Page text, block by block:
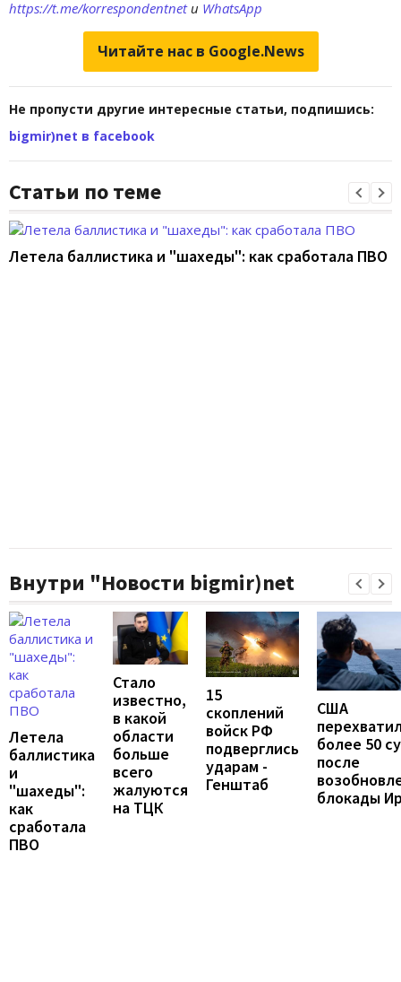
https://t.me/korrespondentnetи WhatsApp
Читайте нас в Google.News
Не пропусти другие интересные статьи, подпишись:
bigmir)net в facebook
Статьи по теме
Летела баллистика и "шахеды": как сработала ПВО
Внутри "Новости bigmir)net
Летела
баллистика
и
"шахеды":
как
сработала
ПВО
Стало
известно,
в какой
области
больше
всего
жалуются
на ТЦК
15
скоплений
войск РФ
подверглись
ударам -
Генштаб
США
более 50
после
блокады